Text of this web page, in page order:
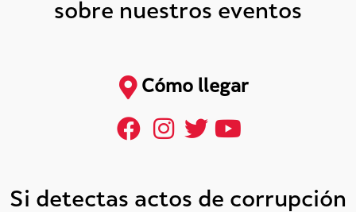
sobre nuestros eventos
Cómo llegar
Si detectas actos de corrupción